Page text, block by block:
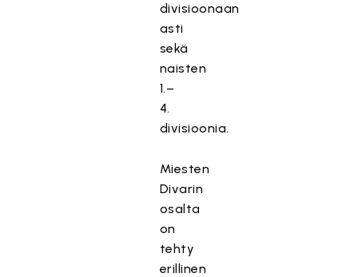
divisioonaan
asti
sekä
naisten
1.–
4.
divisioonia.
Miesten
Divarin
osalta
on
tehty
erillinen